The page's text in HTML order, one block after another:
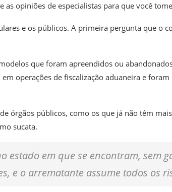
as opiniões de especialistas para que você
e os públicos. A primeira pergunta que o
que foram apreendidos ou
operações de fiscalização aduaneira e
órgãos públicos, como os que já não têm
sucata.
estado em que se encontram, sem
e o arrematante assume todos os